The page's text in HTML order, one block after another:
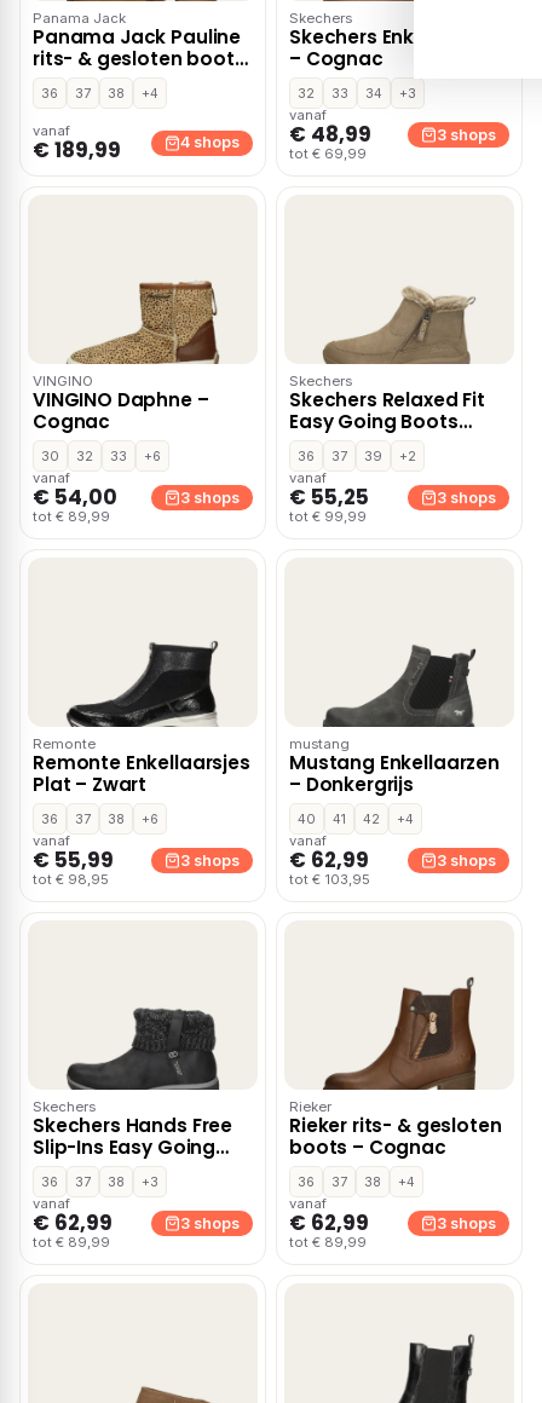
Panama Jack
Panama Jack Pauline
rits- & gesloten boots
– Cognac
36 37 38 +4
vanaf
€ 189,99 4 shops
Skechers
Skechers Enkellaarsjes
– Cognac
32 33 34
+3
vanaf
€ 48,99
tot € 69,99
3 shops
VINGINO
VINGINO Daphne –
Cognac
30 32 33
+6
vanaf
€ 54,00
tot € 89,99
3 shops
Skechers
Skechers Relaxed Fit
Easy Going Boots
taupe
36 37 39
+2
vanaf
€ 55,25
tot € 99,99
3 shops
Remonte
Remonte Enkellaarsjes
Plat – Zwart
36 37 38
+6
vanaf
€ 55,99
tot € 98,95
3 shops
mustang
Mustang Enkellaarzen
– Donkergrijs
40 41 42
+4
vanaf
€ 62,99
tot € 103,95
3 shops
Skechers
Skechers Hands Free
Slip-Ins Easy Going
gevoerde boots –
Zwart
36 37 38
+3
vanaf
€ 62,99
tot € 89,99
3 shops
Rieker
Rieker rits- & gesloten
boots – Cognac
36 37 38
+4
vanaf
€ 62,99
tot € 89,99
3 shops